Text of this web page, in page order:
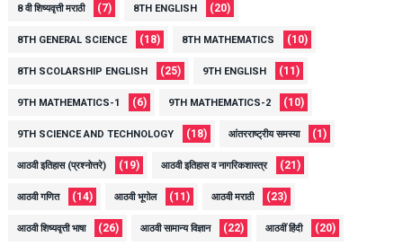
8 वी शिष्यवृत्ती मराठी (7) 8TH ENGLISH (20)
8TH GENERAL SCIENCE (18) 8TH MATHEMATICS (10)
8TH SCOLARSHIP ENGLISH (25) 9TH ENGLISH (11)
9TH MATHEMATICS-1 (6) 9TH MATHEMATICS-2 (10)
9TH SCIENCE AND TECHNOLOGY (18) आंतरराष्ट्रीय समस्या (1)
आठवी इतिहास (प्रश्नोत्तरे) (19) आठवी इतिहास व नागरिकशास्त्र (21)
आठवी गणित (14) आठवी भूगोल (11) आठवी मराठी (23)
आठवी शिष्यवृत्ती भाषा (26) आठवी सामान्य विज्ञान (22) आठवीं हिंदी (20)